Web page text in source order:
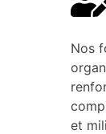
Nos
et